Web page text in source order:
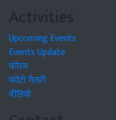
Activities
Upcoming Events
Events Update
फोरम
फोटो गैलरी
वीडियो